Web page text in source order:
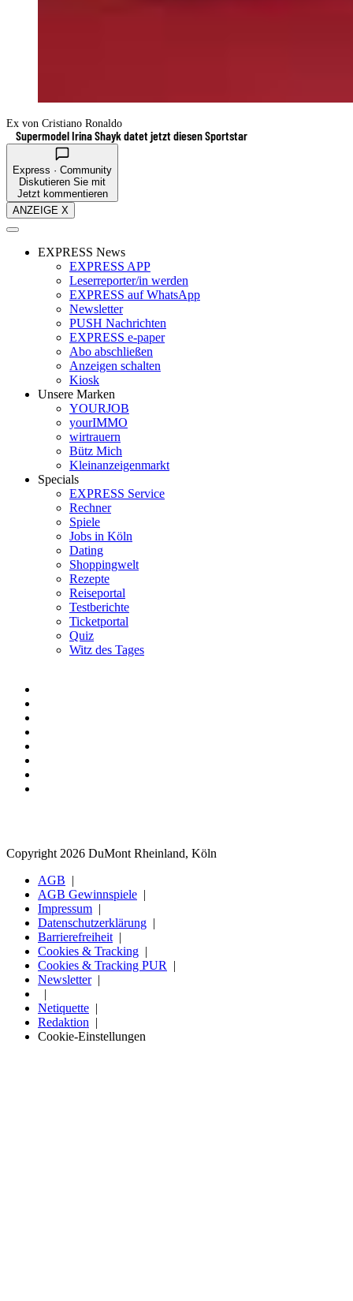
Ex von Cristiano Ronaldo
Supermodel Irina Shayk datet jetzt diesen Sportstar
Express · Community
Diskutieren Sie mit
Jetzt kommentieren
ANZEIGE X
EXPRESS News
EXPRESS APP
Leserreporter/in werden
EXPRESS auf WhatsApp
Newsletter
PUSH Nachrichten
EXPRESS e-paper
Abo abschließen
Anzeigen schalten
Kiosk
Unsere Marken
YOURJOB
yourIMMO
wirtrauern
Bütz Mich
Kleinanzeigenmarkt
Specials
EXPRESS Service
Rechner
Spiele
Jobs in Köln
Dating
Shoppingwelt
Rezepte
Reiseportal
Testberichte
Ticketportal
Quiz
Witz des Tages
Copyright 2026 DuMont Rheinland, Köln
AGB
AGB Gewinnspiele
Impressum
Datenschutzerklärung
Barrierefreiheit
Cookies & Tracking
Cookies & Tracking PUR
Newsletter
Netiquette
Redaktion
Cookie-Einstellungen